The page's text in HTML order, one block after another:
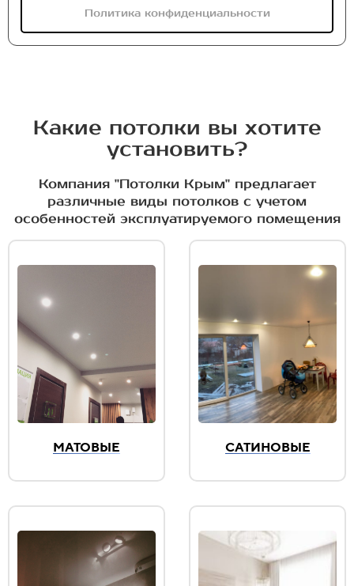
Политика конфиденциальности
Какие потолки вы хотите
установить?
Компания "Потолки Крым" предлагает
различные виды потолков с учетом
особенностей эксплуатируемого помещения
МАТОВЫЕ САТИНОВЫЕ